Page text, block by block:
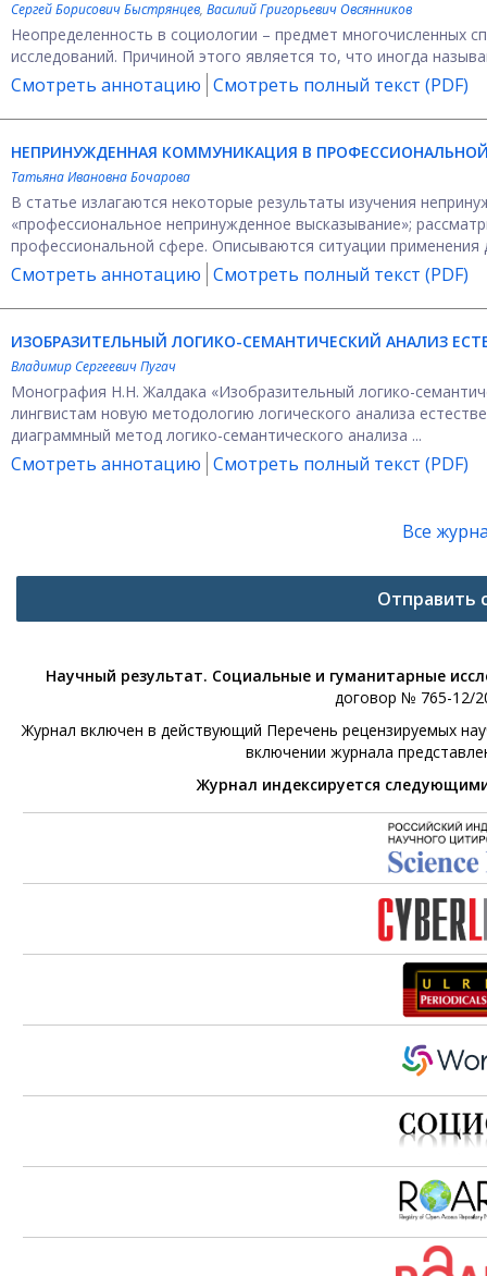
Сергей Борисович Быстрянцев, Василий Григорьевич Овсянников
Неопределенность в социологии – предмет многочисленных
исследований. Причиной этого является то, что иногда
Смотреть аннотацию Смотреть полный текст (PDF)
НЕПРИНУЖДЕННАЯ КОММУНИКАЦИЯ В
Татьяна Ивановна Бочарова
В статье излагаются некоторые результаты изучения
«профессиональное непринужденное высказывание»;
профессиональной сфере. Описываются ситуации применения
Смотреть аннотацию Смотреть полный текст (PDF)
ИЗОБРАЗИТЕЛЬНЫЙ ЛОГИКО-СЕМАНТИЧЕСКИЙ АНАЛИЗ
Владимир Сергеевич Пугач
Монография Н.Н. Жалдака «Изобразительный логико-
лингвистам новую методологию логического анализа
диаграммный метод логико-семантического анализа ...
Смотреть аннотацию Смотреть полный текст (PDF)
Все
Отправить
Научный результат. Социальные и гуманитарные
договор № 765-12/
Журнал включен в действующий Перечень рецензируемых
включении журнала
Журнал индексируется